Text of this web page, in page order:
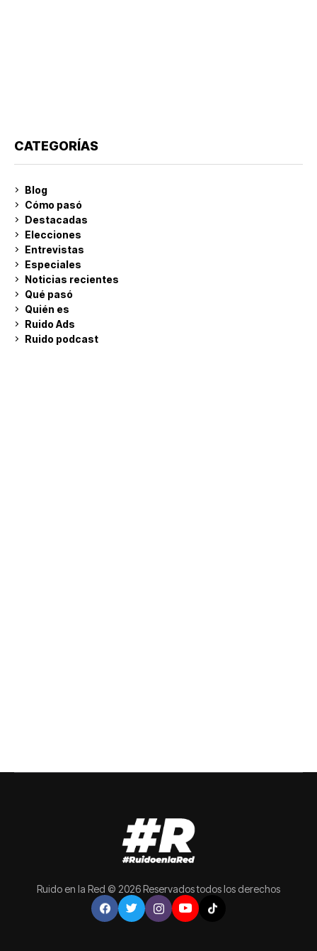
CATEGORÍAS
Blog
Cómo pasó
Destacadas
Elecciones
Entrevistas
Especiales
Noticias recientes
Qué pasó
Quién es
Ruido Ads
Ruido podcast
Ruido en la Red © 2026 Reservados todos los derechos